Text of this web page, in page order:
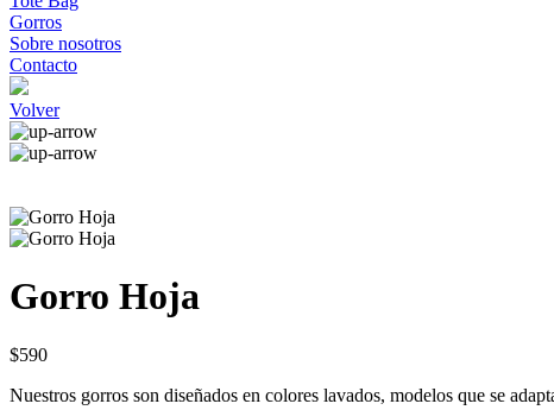
Gorros
Sobre nosotros
Contacto
Volver
Gorro Hoja
$590
Nuestros gorros son diseñados en colores lavados, modelos que se